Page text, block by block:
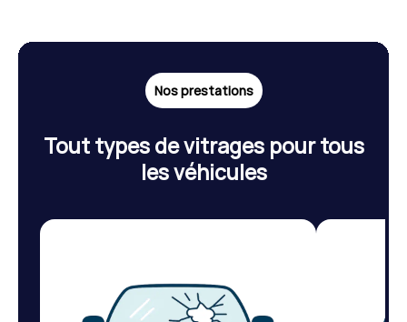
Nos prestations
Tout types de vitrages pour tous
les véhicules